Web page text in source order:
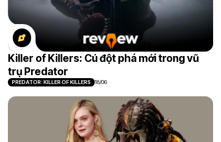
Killer of Killers: Cú đột phá mới trong vũ
trụ Predator
PREDATOR: KILLER OF KILLERS 18/06